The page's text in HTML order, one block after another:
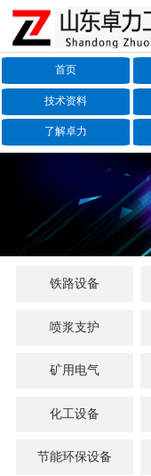
首页
技术资料
了解卓力
铁路设备
喷浆支护
矿用电气
化工设备
节能环保设备